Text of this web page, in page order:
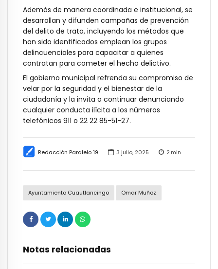
Redacción Paralelo 19 3 julio, 2025 2 min
Ayuntamiento Cuautlancingo Omar Muñoz
Notas relacionadas
Además de manera coordinada e institucional, se
desarrollan y difunden campañas de prevención
del delito de trata, incluyendo los métodos que
han sido identificados emplean los grupos
delincuenciales para capacitar a quienes
contratan para cometer el hecho delictivo.
El gobierno municipal refrenda su compromiso de
velar por la seguridad y el bienestar de la
ciudadanía y la invita a continuar denunciando
cualquier conducta ilícita a los números
telefónicos 911 o 22 22 85-51-27.